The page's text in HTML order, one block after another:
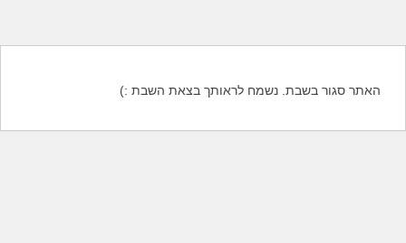
האתר סגור בשבת. נשמח לראותך בצאת השבת :)